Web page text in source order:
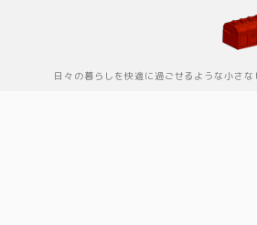
日々の暮らしを快適に過ごせるような小さ